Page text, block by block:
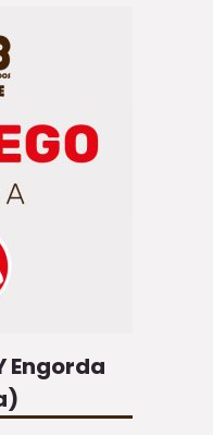
Engorda